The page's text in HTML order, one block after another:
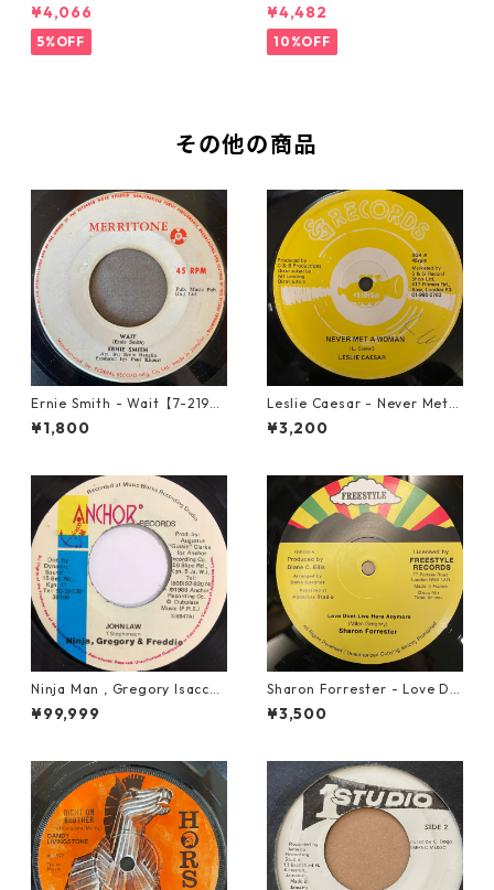
Miracle【7-21362】
¥4,066
5%OFF
【7-21365】
¥4,482
10%OFF
その他の商品
Ernie Smith - Wait【7-2196
0】
¥1,800
Leslie Caesar - Never Met A
Woman【12-50067】
¥3,200
Ninja Man , Gregory Isaccs
& Freddie Mcgregor - John
Low【7-20010】
¥99,999
Sharon Forrester - Love Do
n't Live Here Anymore【12-
50068】
¥3,500